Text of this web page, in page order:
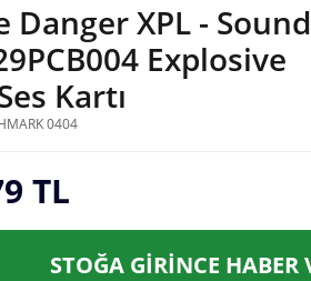
Danger XPL - Sound
Explosive
Kartı
0404
TL
STOĞA GİRİNCE HABER